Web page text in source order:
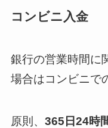
コンビニ入金
銀行の営業時間に
場合はコンビニで
原則、 365日24時